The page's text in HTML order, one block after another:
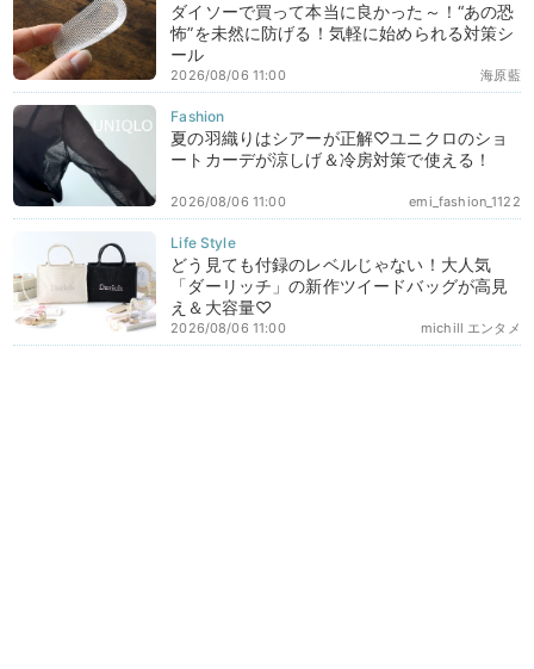
ダイソーで買って本当に良かった～！“あの恐
怖”を未然に防げる！気軽に始められる対策シ
ール
海原藍
2026/08/06 11:00
夏の羽織りはシアーが正解♡ユニクロのショ
ートカーデが涼しげ＆冷房対策で使える！
emi_fashion_1122
2026/08/06 11:00
どう見ても付録のレベルじゃない！大人気
「ダーリッチ」の新作ツイードバッグが高見
え＆大容量♡
michill エンタメ
2026/08/06 11:00